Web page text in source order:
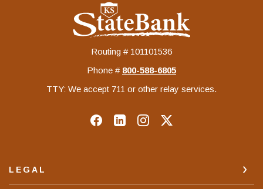
KS StateBank
Routing # 101101536
Phone # ‍800-588-6805
TTY: We accept 711 or other relay services.
LEGAL